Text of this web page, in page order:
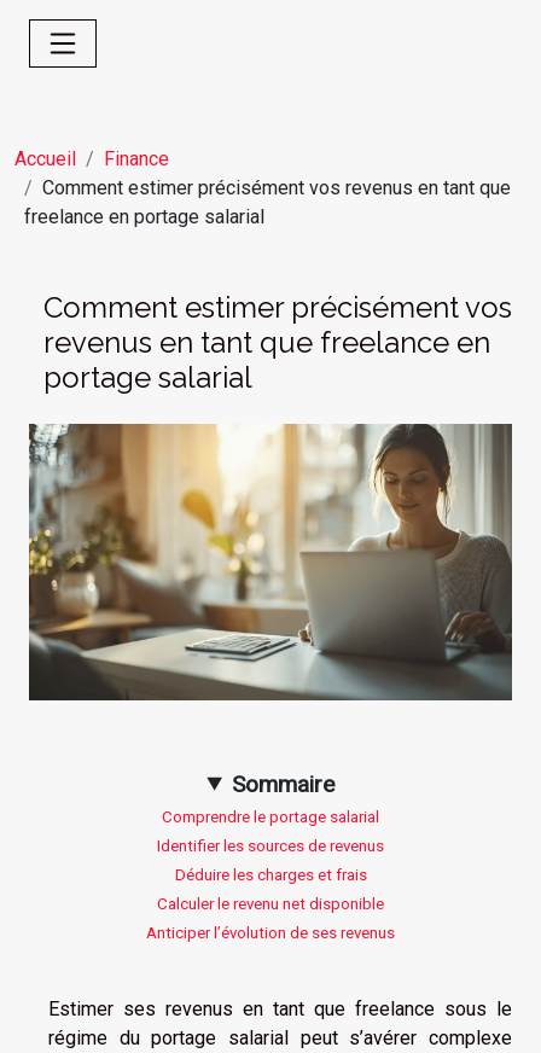
Accueil
Finance
Comment estimer précisément vos revenus en tant que
freelance en portage salarial
Comment estimer précisément vos
revenus en tant que freelance en
portage salarial
Sommaire
Comprendre le portage salarial
Identifier les sources de revenus
Déduire les charges et frais
Calculer le revenu net disponible
Anticiper l’évolution de ses revenus
Estimer ses revenus en tant que freelance sous le
régime du portage salarial peut s’avérer complexe